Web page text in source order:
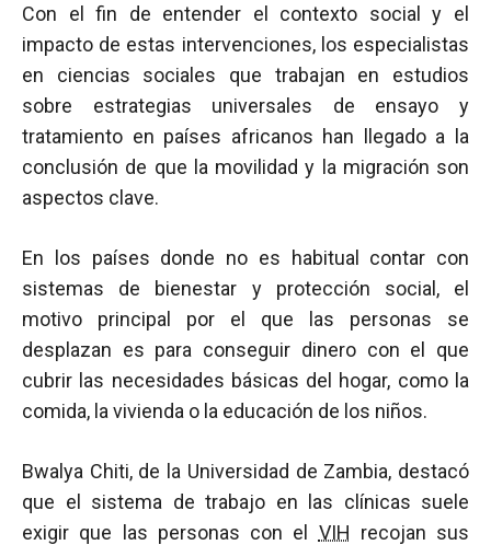
Con el fin de entender el contexto social y el
impacto de estas intervenciones, los especialistas
en ciencias sociales que trabajan en estudios
sobre estrategias universales de ensayo y
tratamiento en países africanos han llegado a la
conclusión de que la movilidad y la migración son
aspectos clave.
En los países donde no es habitual contar con
sistemas de bienestar y protección social, el
motivo principal por el que las personas se
desplazan es para conseguir dinero con el que
cubrir las necesidades básicas del hogar, como la
comida, la vivienda o la educación de los niños.
Bwalya Chiti, de la Universidad de Zambia, destacó
que el sistema de trabajo en las clínicas suele
exigir que las personas con el VIH recojan sus